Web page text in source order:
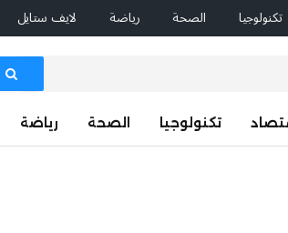
تكنولوجيا الصحة رياضة لايف ستايل
تكنولوجيا الصحة رياضة